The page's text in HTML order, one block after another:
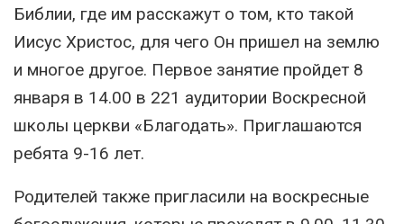
Библии, где им расскажут о том, кто такой
Иисус Христос, для чего Он пришел на землю
и многое другое. Первое занятие пройдет 8
января в 14.00 в 221 аудитории Воскресной
школы церкви «Благодать». Приглашаются
ребята 9-16 лет.
Родителей также пригласили на воскресные